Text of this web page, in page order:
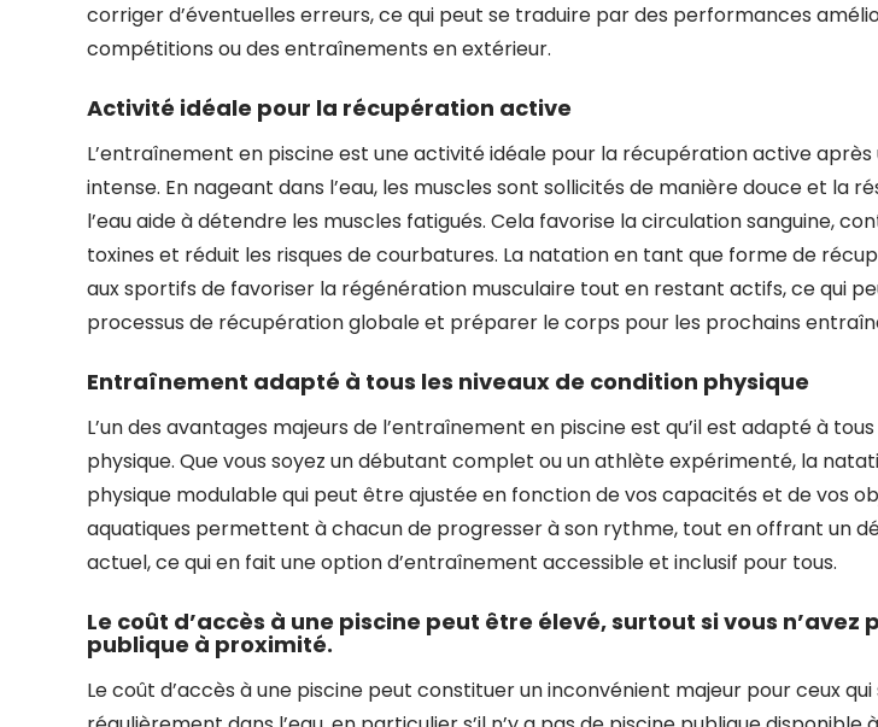
corriger d’éventuelles erreurs, ce qui peut se traduire par des performances
compétitions ou des entraînements en extérieur.
Activité idéale pour la récupération active
L’entraînement en piscine est une activité idéale pour la récupération active
intense. En nageant dans l’eau, les muscles sont sollicités de manière douce et la
l’eau aide à détendre les muscles fatigués. Cela favorise la circulation sanguine,
toxines et réduit les risques de courbatures. La natation en tant que forme de
aux sportifs de favoriser la régénération musculaire tout en restant actifs, ce qui
processus de récupération globale et préparer le corps pour les prochains
Entraînement adapté à tous les niveaux de condition physique
L’un des avantages majeurs de l’entraînement en piscine est qu’il est adapté à
physique. Que vous soyez un débutant complet ou un athlète expérimenté, la
physique modulable qui peut être ajustée en fonction de vos capacités et de vos
aquatiques permettent à chacun de progresser à son rythme, tout en offrant un
actuel, ce qui en fait une option d’entraînement accessible et inclusif pour tous.
Le coût d’accès à une piscine peut être élevé, surtout si vous n’avez
publique à proximité.
Le coût d’accès à une piscine peut constituer un inconvénient majeur pour ceux